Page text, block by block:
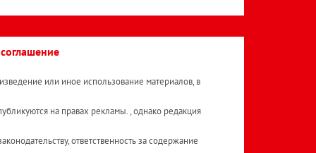
или иное использование материалов, в
на правах рекламы. , однако редакция
ответственность за содержание